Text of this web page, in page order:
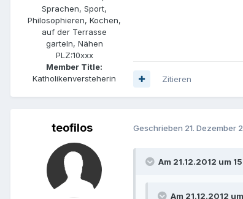
Sprachen, Sport,
Philosophieren, Kochen,
auf der Terrasse
garteln, Nähen
PLZ:10xxx
Member Title:
Katholikenversteherin
Zitieren
teofilos Geschrieben 21. Dezember
Am 21.12.2012 um
Am 21.12.2012